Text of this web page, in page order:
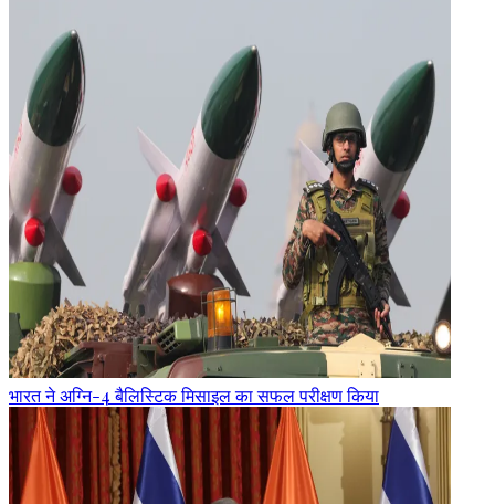
भारत ने अग्नि-4 बैलिस्टिक मिसाइल का सफल परीक्षण किया